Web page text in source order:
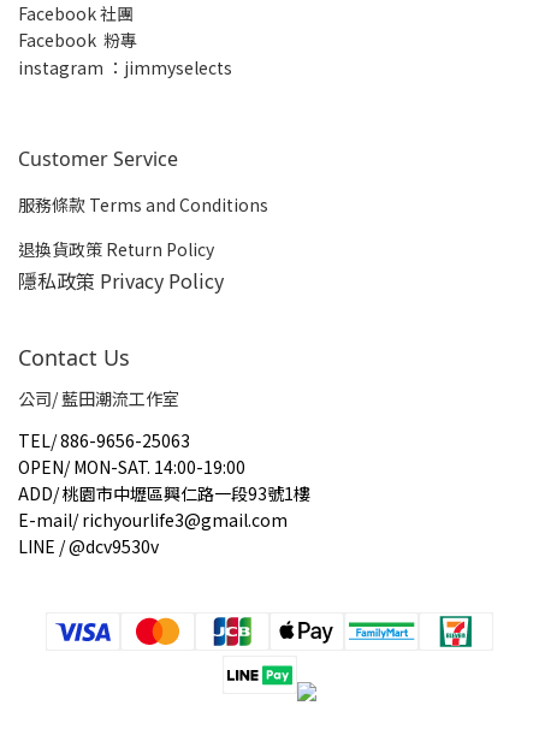
Facebook 社團
Facebook 粉專
instagram ：jimmyselects
Customer Service
服務條款 Terms and Conditions
退換貨政策 Return Policy
隱私政策 Privacy Policy
Contact Us
公司/ 藍田潮流工作室
TEL/886-9656-25063
OPEN/ MON-SAT. 14:00-19:00
ADD/桃園市中壢區興仁路一段93號1樓
E-mail/richyourlife3@gmail.com
LINE / @dcv9530v